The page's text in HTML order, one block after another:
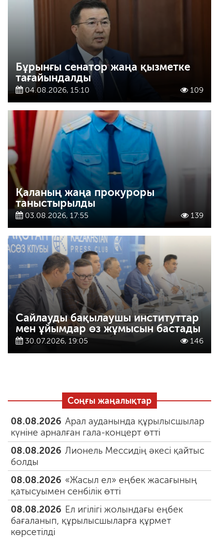
Бұрынғы сенатор жаңа қызметке
тағайындалды
04.08.2026, 15:10 109
Қаланың жаңа прокуроры
таныстырылды
03.08.2026, 17:55 139
Сайлауды бақылаушы институттар
мен ұйымдар өз жұмысын бастады
30.07.2026, 19:05 146
Соңғы жаңалықтар
08.08.2026 Арал ауданында құрылысшылар
күніне арналған гала-концерт өтті
08.08.2026 Лионель Мессидің әкесі қайтыс
болды
08.08.2026 «Жасыл ел» еңбек жасағының
қатысуымен сенбілік өтті
08.08.2026 Ел игілігі жолындағы еңбек
бағаланып, құрылысшыларға құрмет
көрсетілді